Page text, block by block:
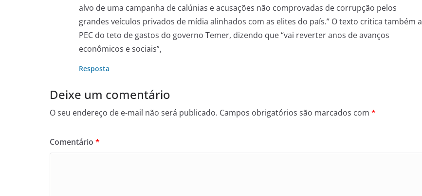
alvo de uma campanha de calúnias e acusações não comprovadas de corrupção pelos
grandes veículos privados de mídia alinhados com as elites do país.” O texto critica também a
PEC do teto de gastos do governo Temer, dizendo que “vai reverter anos de avanços
econômicos e sociais”,
Resposta
Deixe um comentário
O seu endereço de e-mail não será publicado. Campos obrigatórios são marcados com *
Comentário *